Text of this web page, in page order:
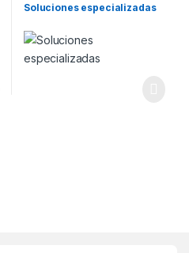
Soluciones especializadas